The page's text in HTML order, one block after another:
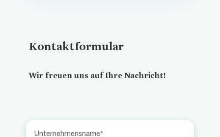
Kontaktformular
Wir freuen uns auf Ihre Nachricht!
Unternehmensname